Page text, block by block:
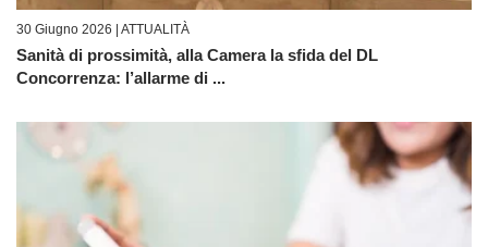
30 Giugno 2026 | ATTUALITÀ
Sanità di prossimità, alla Camera la sfida del DL
Concorrenza: l’allarme di ...